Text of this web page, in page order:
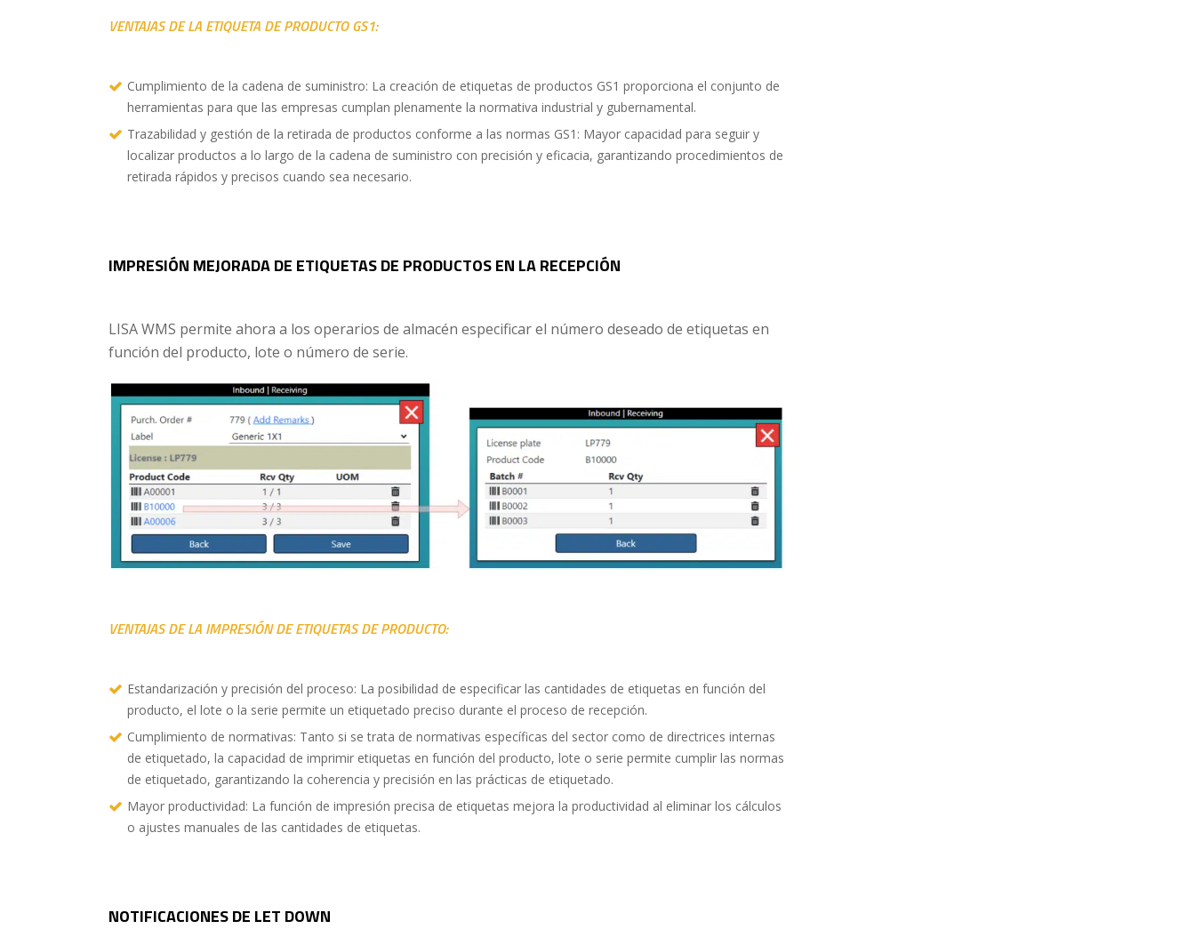
VENTAJAS DE LA ETIQUETA DE PRODUCTO GS1:
Cumplimiento de la cadena de suministro: La creación de etiquetas de productos GS1 proporciona el conjunto de
herramientas para que las empresas cumplan plenamente la normativa industrial y gubernamental.
Trazabilidad y gestión de la retirada de productos conforme a las normas GS1: Mayor capacidad para seguir y
localizar productos a lo largo de la cadena de suministro con precisión y eficacia, garantizando procedimientos de
retirada rápidos y precisos cuando sea necesario.
IMPRESIÓN MEJORADA DE ETIQUETAS DE PRODUCTOS EN LA RECEPCIÓN
LISA WMS permite ahora a los operarios de almacén especificar el número deseado de etiquetas en
función del producto, lote o número de serie.
VENTAJAS DE LA IMPRESIÓN DE ETIQUETAS DE PRODUCTO:
Estandarización y precisión del proceso: La posibilidad de especificar las cantidades de etiquetas en función del
producto, el lote o la serie permite un etiquetado preciso durante el proceso de recepción.
Cumplimiento de normativas: Tanto si se trata de normativas específicas del sector como de directrices internas
de etiquetado, la capacidad de imprimir etiquetas en función del producto, lote o serie permite cumplir las normas
de etiquetado, garantizando la coherencia y precisión en las prácticas de etiquetado.
Mayor productividad: La función de impresión precisa de etiquetas mejora la productividad al eliminar los cálculos
o ajustes manuales de las cantidades de etiquetas.
NOTIFICACIONES DE LET DOWN